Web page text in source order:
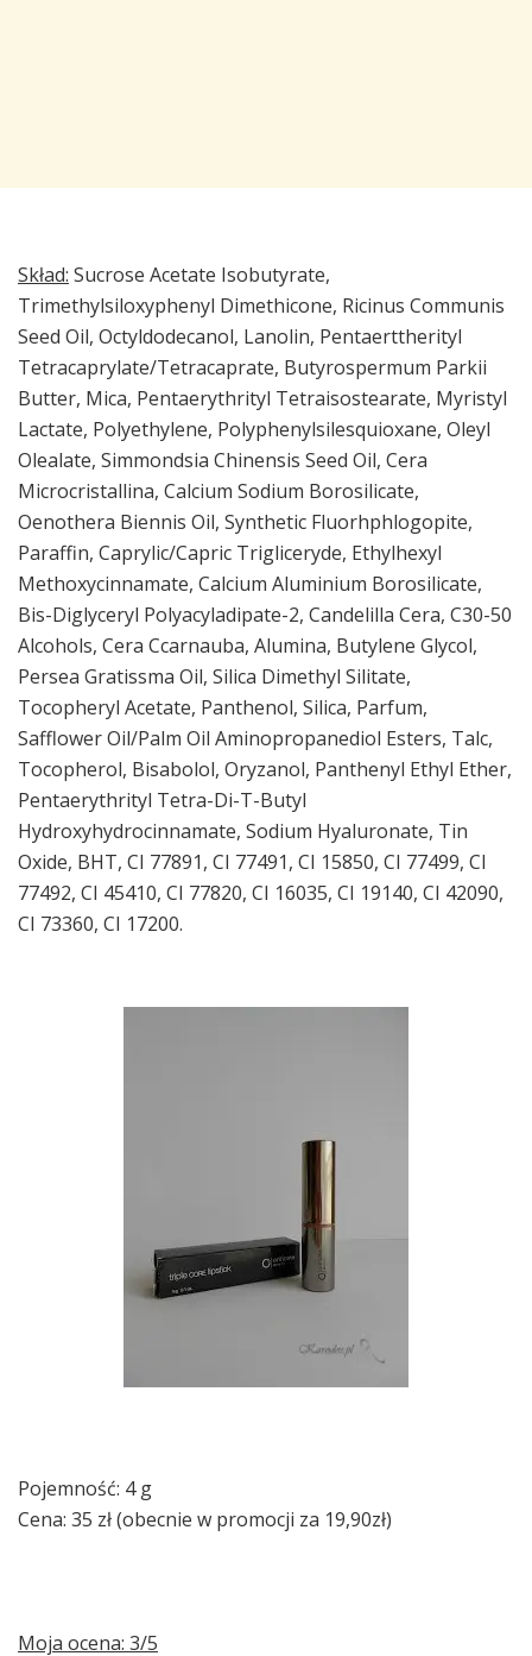
Skład: Sucrose Acetate Isobutyrate,
Trimethylsiloxyphenyl Dimethicone, Ricinus Communis
Seed Oil, Octyldodecanol, Lanolin, Pentaerttherityl
Tetracaprylate/Tetracaprate, Butyrospermum Parkii
Butter, Mica, Pentaerythrityl Tetraisostearate, Myristyl
Lactate, Polyethylene, Polyphenylsilesquioxane, Oleyl
Olealate, Simmondsia Chinensis Seed Oil, Cera
Microcristallina, Calcium Sodium Borosilicate,
Oenothera Biennis Oil, Synthetic Fluorhphlogopite,
Paraffin, Caprylic/Capric Trigliceryde, Ethylhexyl
Methoxycinnamate, Calcium Aluminium Borosilicate,
Bis-Diglyceryl Polyacyladipate-2, Candelilla Cera, C30-50
Alcohols, Cera Ccarnauba, Alumina, Butylene Glycol,
Persea Gratissma Oil, Silica Dimethyl Silitate,
Tocopheryl Acetate, Panthenol, Silica, Parfum,
Safflower Oil/Palm Oil Aminopropanediol Esters, Talc,
Tocopherol, Bisabolol, Oryzanol, Panthenyl Ethyl Ether,
Pentaerythrityl Tetra-Di-T-Butyl
Hydroxyhydrocinnamate, Sodium Hyaluronate, Tin
Oxide, BHT, CI 77891, CI 77491, CI 15850, CI 77499, CI
77492, CI 45410, CI 77820, CI 16035, CI 19140, CI 42090,
CI 73360, CI 17200.
Pojemność: 4 g
Cena: 35 zł (obecnie w promocji za 19,90zł)
Moja ocena: 3/5